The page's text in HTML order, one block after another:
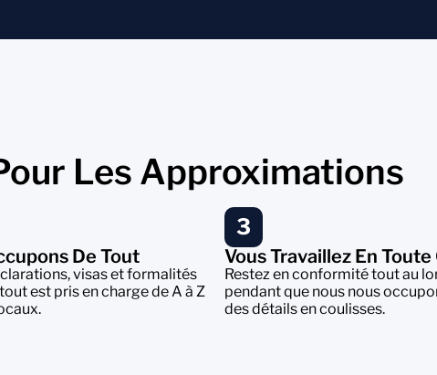
Les Approximations
De Tout
visas et formalités
est pris en charge de A à Z
3
Vous Travaillez En
Restez en conformité tout au
pendant que nous nous
des détails en coulisses.